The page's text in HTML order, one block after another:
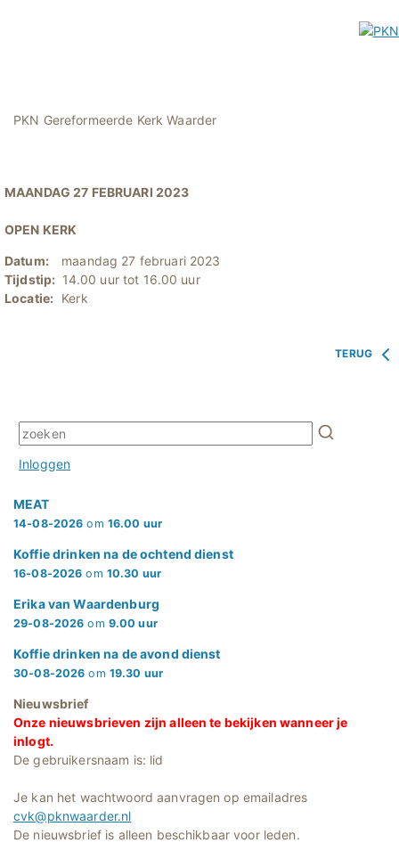
PKN Gereformeerde Kerk Waarder
MAANDAG 27 FEBRUARI 2023
OPEN KERK
Datum:
maandag 27 februari 2023
Tijdstip: 14.00 uur tot 16.00 uur
Locatie: Kerk
TERUG
Inloggen
MEAT
14-08-2026 om 16.00 uur
Koffie drinken na de ochtend dienst
16-08-2026 om 10.30 uur
Erika van Waardenburg
29-08-2026 om 9.00 uur
Koffie drinken na de avond dienst
30-08-2026 om 19.30 uur
Nieuwsbrief
Onze nieuwsbrieven zijn alleen te bekijken wanneer je
inlogt.
De gebruikersnaam is: lid
Je kan het wachtwoord aanvragen op emailadres
cvk@pknwaarder.nl
De nieuwsbrief is alleen beschikbaar voor leden.